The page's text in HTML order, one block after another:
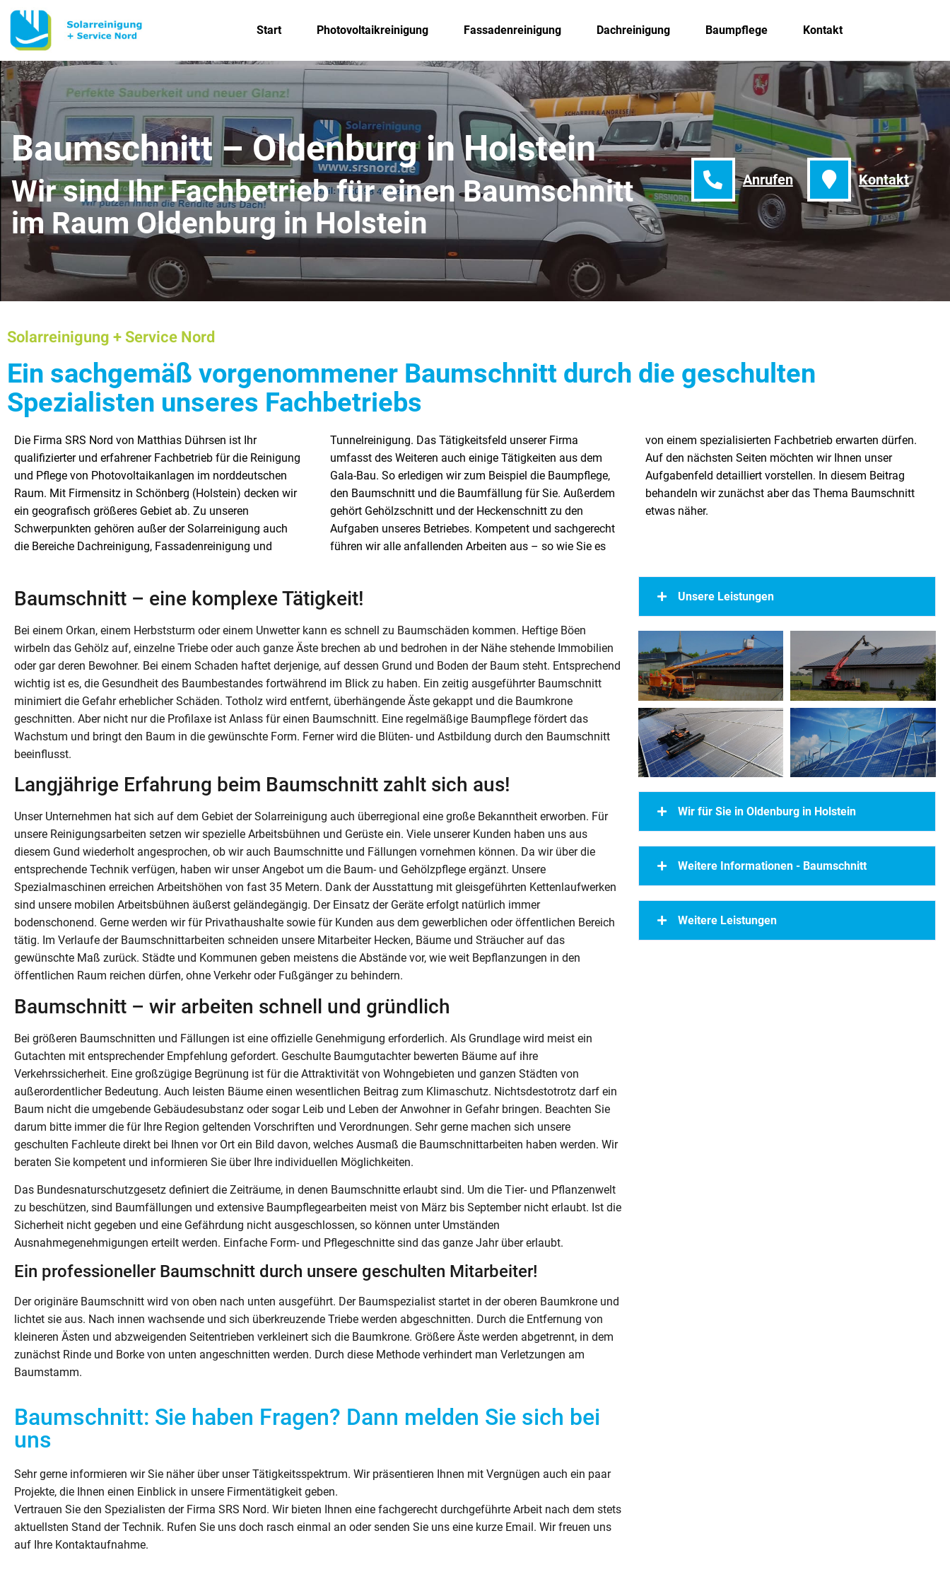
Start Photovoltaikreinigung Fassadenreinigung Dachreinigung Baumpflege Kontakt
Baumschnitt – Oldenburg in Holstein
Wir sind Ihr Fachbetrieb für einen Baumschnitt
im Raum Oldenburg in Holstein
Anrufen Kontakt
Solarreinigung + Service Nord
Ein sachgemäß vorgenommener Baumschnitt durch die geschulten
Spezialisten unseres Fachbetriebs
Die Firma SRS Nord von Matthias Dührsen ist Ihr
qualifizierter und erfahrener Fachbetrieb für die Reinigung
und Pflege von Photovoltaikanlagen im norddeutschen
Raum. Mit Firmensitz in Schönberg (Holstein) decken wir
ein geografisch größeres Gebiet ab. Zu unseren
Schwerpunkten gehören außer der Solarreinigung auch
die Bereiche Dachreinigung, Fassadenreinigung und
Tunnelreinigung. Das Tätigkeitsfeld unserer Firma
umfasst des Weiteren auch einige Tätigkeiten aus dem
Gala-Bau. So erledigen wir zum Beispiel die Baumpflege,
den Baumschnitt und die Baumfällung für Sie. Außerdem
gehört Gehölzschnitt und der Heckenschnitt zu den
Aufgaben unseres Betriebes. Kompetent und sachgerecht
führen wir alle anfallenden Arbeiten aus – so wie Sie es
von einem spezialisierten Fachbetrieb erwarten dürfen.
Auf den nächsten Seiten möchten wir Ihnen unser
Aufgabenfeld detailliert vorstellen. In diesem Beitrag
behandeln wir zunächst aber das Thema Baumschnitt
etwas näher.
Baumschnitt – eine komplexe Tätigkeit!
Bei einem Orkan, einem Herbststurm oder einem Unwetter kann es schnell zu Baumschäden kommen. Heftige Böen
wirbeln das Gehölz auf, einzelne Triebe oder auch ganze Äste brechen ab und bedrohen in der Nähe stehende Immobilien
oder gar deren Bewohner. Bei einem Schaden haftet derjenige, auf dessen Grund und Boden der Baum steht. Entsprechend
wichtig ist es, die Gesundheit des Baumbestandes fortwährend im Blick zu haben. Ein zeitig ausgeführter Baumschnitt
minimiert die Gefahr erheblicher Schäden. Totholz wird entfernt, überhängende Äste gekappt und die Baumkrone
geschnitten. Aber nicht nur die Profilaxe ist Anlass für einen Baumschnitt. Eine regelmäßige Baumpflege fördert das
Wachstum und bringt den Baum in die gewünschte Form. Ferner wird die Blüten- und Astbildung durch den Baumschnitt
beeinflusst.
Langjährige Erfahrung beim Baumschnitt zahlt sich aus!
Unser Unternehmen hat sich auf dem Gebiet der Solarreinigung auch überregional eine große Bekanntheit erworben. Für
unsere Reinigungsarbeiten setzen wir spezielle Arbeitsbühnen und Gerüste ein. Viele unserer Kunden haben uns aus
diesem Gund wiederholt angesprochen, ob wir auch Baumschnitte und Fällungen vornehmen können. Da wir über die
entsprechende Technik verfügen, haben wir unser Angebot um die Baum- und Gehölzpflege ergänzt. Unsere
Spezialmaschinen erreichen Arbeitshöhen von fast 35 Metern. Dank der Ausstattung mit gleisgeführten Kettenlaufwerken
sind unsere mobilen Arbeitsbühnen äußerst geländegängig. Der Einsatz der Geräte erfolgt natürlich immer
bodenschonend. Gerne werden wir für Privathaushalte sowie für Kunden aus dem gewerblichen oder öffentlichen Bereich
tätig. Im Verlaufe der Baumschnittarbeiten schneiden unsere Mitarbeiter Hecken, Bäume und Sträucher auf das
gewünschte Maß zurück. Städte und Kommunen geben meistens die Abstände vor, wie weit Bepflanzungen in den
öffentlichen Raum reichen dürfen, ohne Verkehr oder Fußgänger zu behindern.
Baumschnitt – wir arbeiten schnell und gründlich
Bei größeren Baumschnitten und Fällungen ist eine offizielle Genehmigung erforderlich. Als Grundlage wird meist ein
Gutachten mit entsprechender Empfehlung gefordert. Geschulte Baumgutachter bewerten Bäume auf ihre
Verkehrssicherheit. Eine großzügige Begrünung ist für die Attraktivität von Wohngebieten und ganzen Städten von
außerordentlicher Bedeutung. Auch leisten Bäume einen wesentlichen Beitrag zum Klimaschutz. Nichtsdestotrotz darf ein
Baum nicht die umgebende Gebäudesubstanz oder sogar Leib und Leben der Anwohner in Gefahr bringen. Beachten Sie
darum bitte immer die für Ihre Region geltenden Vorschriften und Verordnungen. Sehr gerne machen sich unsere
geschulten Fachleute direkt bei Ihnen vor Ort ein Bild davon, welches Ausmaß die Baumschnittarbeiten haben werden. Wir
beraten Sie kompetent und informieren Sie über Ihre individuellen Möglichkeiten.
Das Bundesnaturschutzgesetz definiert die Zeiträume, in denen Baumschnitte erlaubt sind. Um die Tier- und Pflanzenwelt
zu beschützen, sind Baumfällungen und extensive Baumpflegearbeiten meist von März bis September nicht erlaubt. Ist die
Sicherheit nicht gegeben und eine Gefährdung nicht ausgeschlossen, so können unter Umständen
Ausnahmegenehmigungen erteilt werden. Einfache Form- und Pflegeschnitte sind das ganze Jahr über erlaubt.
Ein professioneller Baumschnitt durch unsere geschulten Mitarbeiter!
Der originäre Baumschnitt wird von oben nach unten ausgeführt. Der Baumspezialist startet in der oberen Baumkrone und
lichtet sie aus. Nach innen wachsende und sich überkreuzende Triebe werden abgeschnitten. Durch die Entfernung von
kleineren Ästen und abzweigenden Seitentrieben verkleinert sich die Baumkrone. Größere Äste werden abgetrennt, in dem
zunächst Rinde und Borke von unten angeschnitten werden. Durch diese Methode verhindert man Verletzungen am
Baumstamm.
Baumschnitt: Sie haben Fragen? Dann melden Sie sich bei
uns
Sehr gerne informieren wir Sie näher über unser Tätigkeitsspektrum. Wir präsentieren Ihnen mit Vergnügen auch ein paar
Projekte, die Ihnen einen Einblick in unsere Firmentätigkeit geben.
Vertrauen Sie den Spezialisten der Firma SRS Nord. Wir bieten Ihnen eine fachgerecht durchgeführte Arbeit nach dem stets
aktuellsten Stand der Technik. Rufen Sie uns doch rasch einmal an oder senden Sie uns eine kurze Email. Wir freuen uns
auf Ihre Kontaktaufnahme.
Unsere Leistungen
Wir für Sie in Oldenburg in Holstein
Weitere Informationen - Baumschnitt
Weitere Leistungen